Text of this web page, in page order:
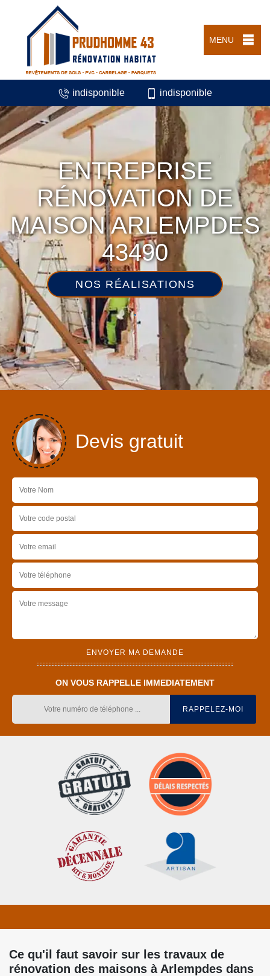
MENU
indisponible indisponible
ENTREPRISE
RÉNOVATION DE
MAISON ARLEMPDES
43490
NOS RÉALISATIONS
Devis gratuit
ON VOUS RAPPELLE IMMEDIATEMENT
Ce qu'il faut savoir sur les travaux de
rénovation des maisons à Arlempdes dans